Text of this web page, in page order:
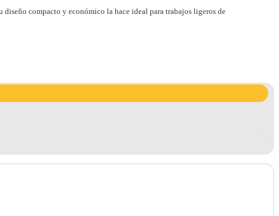
compacto y económico la hace ideal para trabajos ligeros de